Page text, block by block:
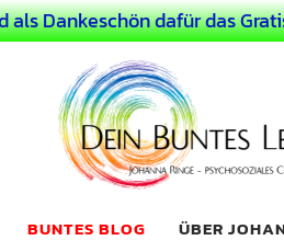
Dankeschön dafür das
BUNTES BLOG ÜBER